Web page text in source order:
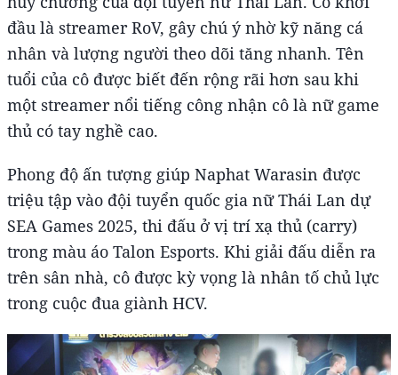
đầu là streamer RoV, gây chú ý nhờ kỹ năng cá
nhân và lượng người theo dõi tăng nhanh. Tên
tuổi của cô được biết đến rộng rãi hơn sau khi
một streamer nổi tiếng công nhận cô là nữ game
thủ có tay nghề cao.
Phong độ ấn tượng giúp Naphat Warasin được
triệu tập vào đội tuyển quốc gia nữ Thái Lan dự
SEA Games 2025, thi đấu ở vị trí xạ thủ (carry)
trong màu áo Talon Esports. Khi giải đấu diễn ra
trên sân nhà, cô được kỳ vọng là nhân tố chủ lực
trong cuộc đua giành HCV.